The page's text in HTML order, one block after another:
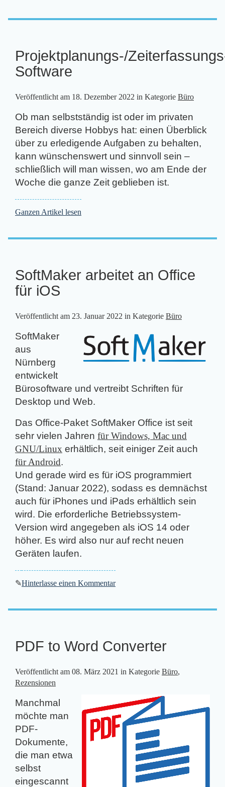
Projektplanungs-/
Software
Veröffentlicht am 18. Dezember 2022 in Kategorie Büro
Ob man selbstständig ist oder im privaten
Bereich diverse Hobbys hat: einen Überblick
über zu erledigende Aufgaben zu behalten,
kann wünschenswert und sinnvoll sein –
schließlich will man wissen, wo am Ende der
Woche die ganze Zeit geblieben ist.
Ganzen Artikel lesen
SoftMaker arbeitet an Office
für iOS
Veröffentlicht am 23. Januar 2022 in Kategorie Büro
SoftMaker
aus
Nürnberg
entwickelt
Bürosoftware und vertreibt Schriften für
Desktop und Web.
Das Office-Paket SoftMaker Office ist seit
sehr vielen Jahren für Windows, Mac und
GNU/Linux erhältlich, seit einiger Zeit auch
für Android.
Und gerade wird es für iOS programmiert
(Stand: Januar 2022), sodass es demnächst
auch für iPhones und iPads erhältlich sein
wird. Die erforderliche Betriebssystem-
Version wird angegeben als iOS 14 oder
höher. Es wird also nur auf recht neuen
Geräten laufen.
✎Hinterlasse einen Kommentar
PDF to Word Converter
Veröffentlicht am 08. März 2021 in Kategorie Büro,
Rezensionen
Manchmal
möchte man
PDF-
Dokumente,
die man etwa
selbst
eingescannt